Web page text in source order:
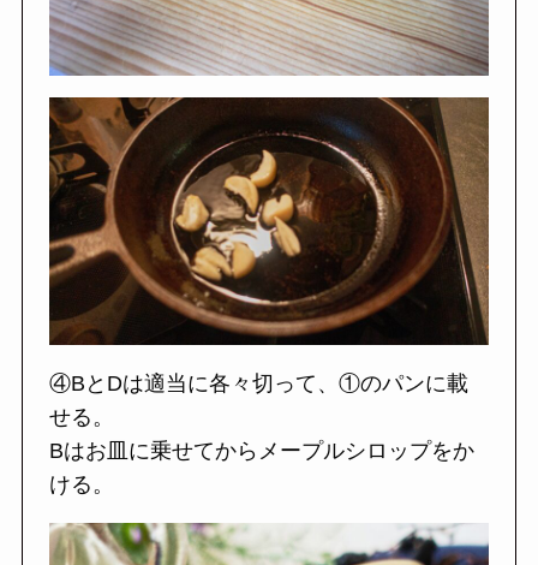
④BとDは適当に各々切って、①のパンに載
せる。
Bはお皿に乗せてからメープルシロップをか
ける。